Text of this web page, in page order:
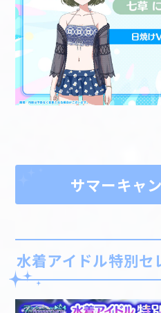
サマーキャ
水着アイドル特別セ